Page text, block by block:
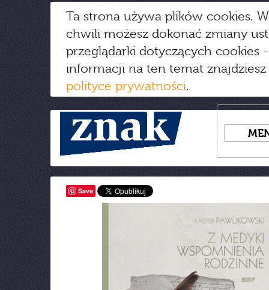
Ta strona używa plików cookies.
chwili możesz dokonać zmiany
przeglądarki dotyczących cookies
informacji na ten temat
polityce prywatności.
Save